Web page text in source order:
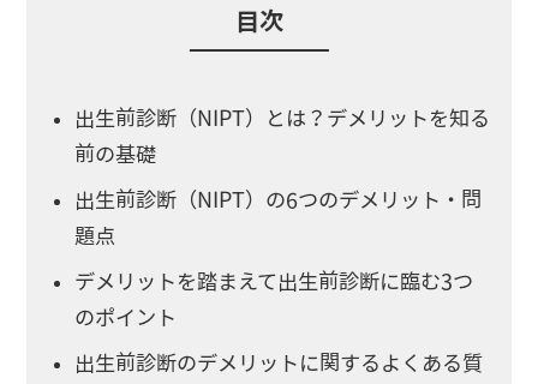
目次
出生前診断（NIPT）とは？デメリットを知る
前の基礎
出生前診断（NIPT）の6つのデメリット・問
題点
デメリットを踏まえて出生前診断に臨む3つ
のポイント
出生前診断のデメリットに関するよくある質